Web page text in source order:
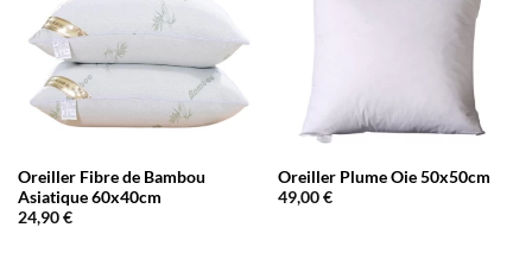
Oreiller Fibre de Bambou
Asiatique 60x40cm
24,90€
Oreiller Plume Oie 50x50cm
49,00€